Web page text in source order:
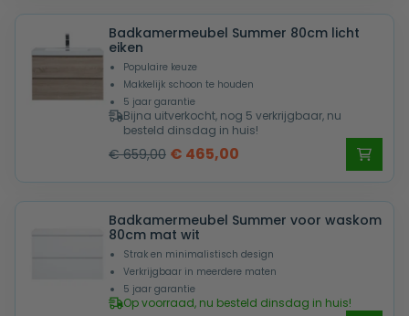
was:
€ 629,00.
is:
€ 429,00.
Badkamermeubel Summer 80cm licht
eiken
Populaire keuze
Makkelijk schoon te houden
5 jaar garantie
Bijna uitverkocht, nog 5 verkrijgbaar, nu
besteld dinsdag in huis!
€659,00 Oorspronkelijke
was:
€ 659,00.
€ 465,00
is:
€ 465,00.
Badkamermeubel Summer voor waskom
80cm mat wit
Strak en minimalistisch design
Verkrijgbaar in meerdere maten
5 jaar garantie
Op voorraad, nu besteld dinsdag in huis!